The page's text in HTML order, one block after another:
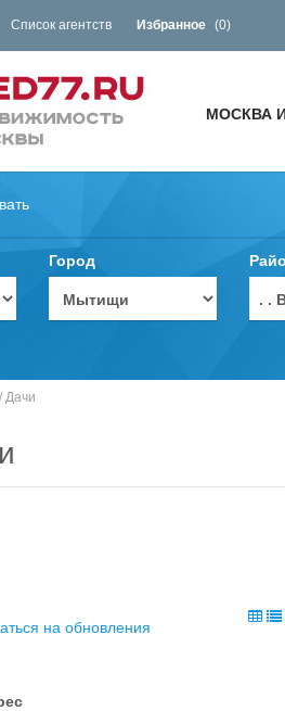
Список агентств Избранное (0)
МОСКВА
Город
. .
/ Дачи
на обновления